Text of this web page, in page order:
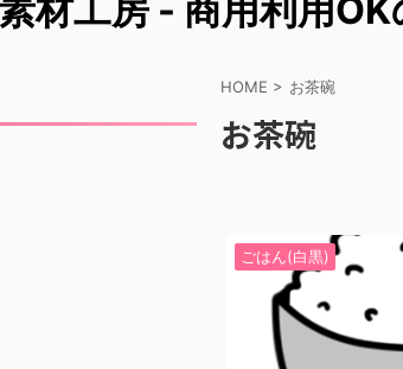
材工房 - 商用利用
HOME > お茶碗
お茶碗
ごはん(白黒)